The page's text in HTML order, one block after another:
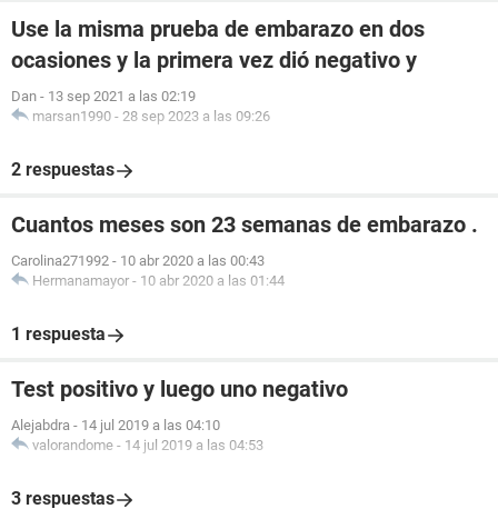
Use la misma prueba de embarazo en dos
ocasiones y la primera vez dió negativo y
Dan - 13 sep 2021 a las 02:19
marsan1990 - 28 sep 2023 a las 09:26
2 respuestas
Cuantos meses son 23 semanas de embarazo .
Carolina271992 - 10 abr 2020 a las 00:43
Hermanamayor - 10 abr 2020 a las 01:44
1 respuesta
Test positivo y luego uno negativo
Alejabdra - 14 jul 2019 a las 04:10
valorandome - 14 jul 2019 a las 04:53
3 respuestas